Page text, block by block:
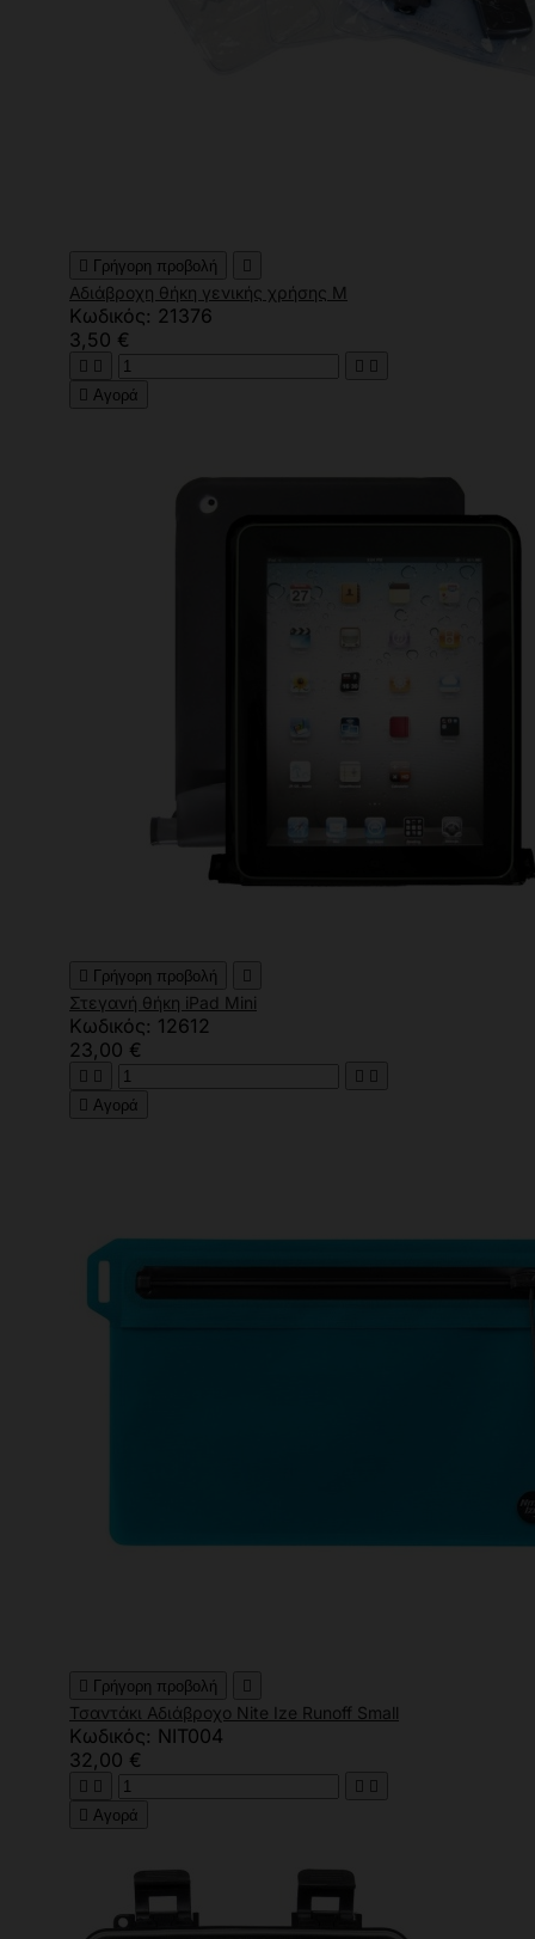
 Γρήγορη προβολή 
Αδιάβροχη θήκη γενικής χρήσης M
Κωδικός: 21376
3,50 €
   
 Αγορά
 Γρήγορη προβολή 
Στεγανή θήκη iPad Mini
Κωδικός: 12612
23,00 €
   
 Αγορά
 Γρήγορη προβολή 
Τσαντάκι Αδιάβροχο Nite Ize Runoff Small
Κωδικός: NIT004
32,00 €
   
 Αγορά